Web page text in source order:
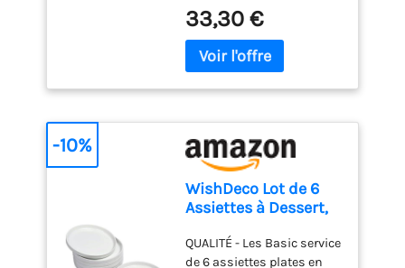
quotidienne sans plomb,
résistent à des
températures allant
congélateur
Ultrarésistantes, durables,
renforcées Couleur
blanche pour un look
propre, intemporel qui
s’assortit à une grande
variété de décorations et
de styles Empilables pour
33,30 €
WishDeco Lot de 6
Assiettes à Dessert,
Porcelaine 18 cm,
QUALITÉ - Les Basic service
de 6 assiettes plates en
-10%